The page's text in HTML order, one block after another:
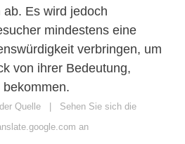
Es wird jedoch
mindestens eine
verbringen, um
von ihrer Bedeutung,
Quelle | Sehen Sie sich die
an